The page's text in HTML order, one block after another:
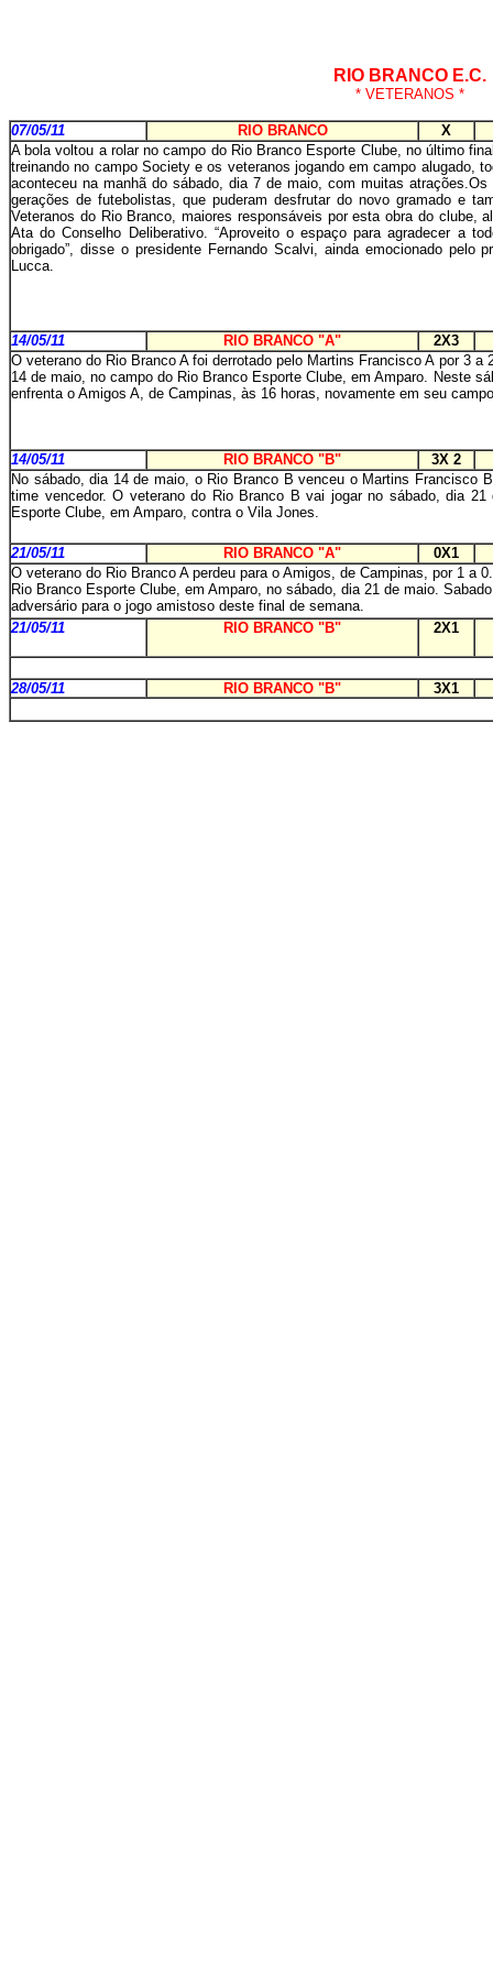
RIO BRANCO E.C.
* VETERANOS *
07/05/11 RIO BRANCO
X
A bola voltou a rolar no campo do Rio Branco Esporte Clube, no último
treinando no campo Society e os veteranos jogando em campo alugado,
aconteceu na manhã do sábado, dia 7 de maio, com muitas
gerações de futebolistas, que puderam desfrutar do novo gramado e
Veteranos do Rio Branco, maiores responsáveis por esta obra do clube,
Ata do Conselho Deliberativo. “Aproveito o espaço para agradecer a
obrigado”, disse o presidente Fernando Scalvi, ainda emocionado pelo
Lucca.
14/05/11 RIO BRANCO "A"
2X3
O veterano do Rio Branco A foi derrotado pelo Martins Francisco A por 3
14 de maio, no campo do Rio Branco Esporte Clube, em Amparo. Neste
enfrenta o Amigos A, de Campinas, às 16 horas, novamente em seu
14/05/11 RIO BRANCO "B"
3X 2
No sábado, dia 14 de maio, o Rio Branco B venceu o Martins Francisco
time vencedor. O veterano do Rio Branco B vai jogar no sábado, dia
Esporte Clube, em Amparo, contra o Vila Jones.
21/05/11 RIO BRANCO "A"
0X1
O veterano do Rio Branco A perdeu para o Amigos, de Campinas, por 1 a
Rio Branco Esporte Clube, em Amparo, no sábado, dia 21 de maio.
adversário para o jogo amistoso deste final de semana.
21/05/11
RIO BRANCO "B" 2X1
28/05/11 RIO BRANCO "B" 3X1